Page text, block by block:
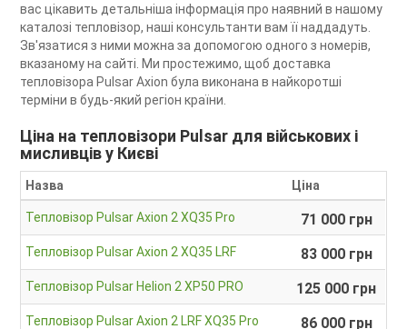
вас цікавить детальніша інформація про наявний в нашому
каталозі тепловізор, наші консультанти вам її наддадуть.
Зв'язатися з ними можна за допомогою одного з номерів,
вказаному на сайті. Ми простежимо, щоб доставка
тепловізора Pulsar Axion була виконана в найкоротші
терміни в будь-який регіон країни.
Ціна на тепловізори Pulsar для військових і
мисливців у Києві
Назва Ціна
Тепловізор Pulsar Axion 2 XQ35 Pro 71 000 грн
Тепловізор Pulsar Axion 2 XQ35 LRF 83 000 грн
Тепловізор Pulsar Helion 2 XP50 PRO 125 000 грн
Тепловізор Pulsar Axion 2 LRF XQ35 Pro 86 000 грн